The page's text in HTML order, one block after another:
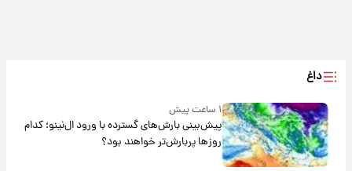
داغ
۱ ساعت پیش
پیش‌بینی بارش‌های گسترده با ورود ال‌نینو؛ کدام
روزها پربارش‌تر خواهند بود؟